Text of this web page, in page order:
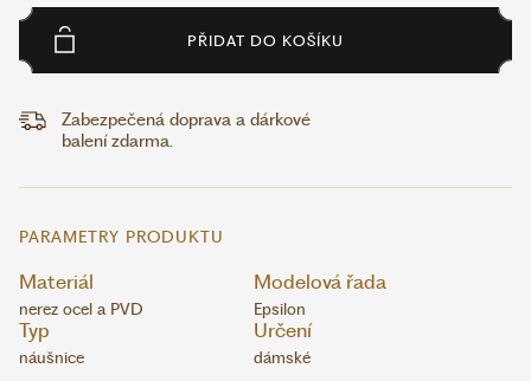
PŘIDAT DO KOŠÍKU
Zabezpečená doprava a dárkové
balení zdarma.
PARAMETRY PRODUKTU
Materiál
nerez ocel a PVD
Modelová řada
Epsilon
Typ
náušnice
Určení
dámské